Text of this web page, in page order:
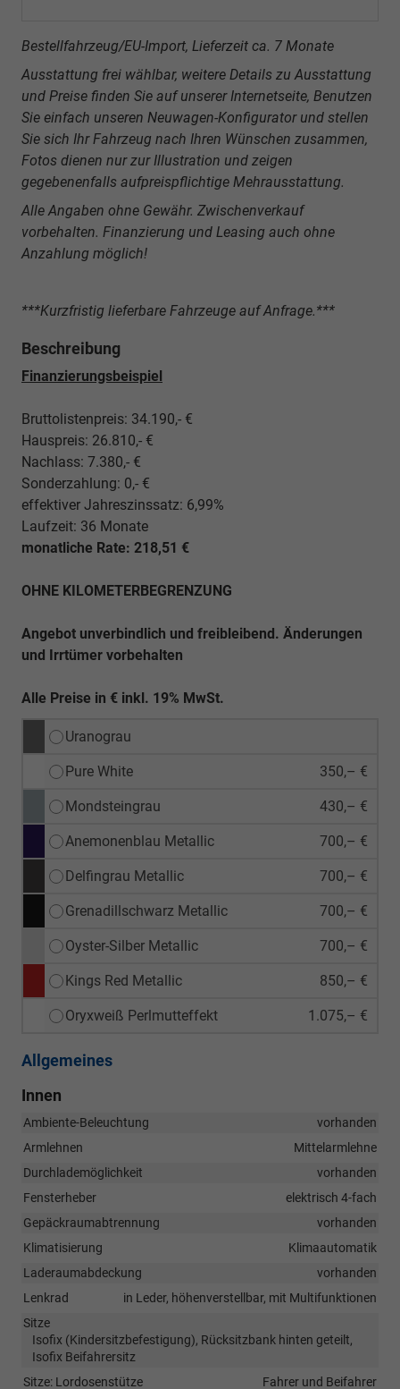
Bestellfahrzeug/EU-Import, Lieferzeit ca. 7 Monate
Ausstattung frei wählbar, weitere Details zu Ausstattung
und Preise finden Sie auf unserer Internetseite, Benutzen
Sie einfach unseren Neuwagen-Konfigurator und stellen
Sie sich Ihr Fahrzeug nach Ihren Wünschen zusammen,
Fotos dienen nur zur Illustration und zeigen
gegebenenfalls aufpreispflichtige Mehrausstattung.
Alle Angaben ohne Gewähr. Zwischenverkauf
vorbehalten. Finanzierung und Leasing auch ohne
Anzahlung möglich!
***Kurzfristig lieferbare Fahrzeuge auf Anfrage.***
Beschreibung
Finanzierungsbeispiel
Bruttolistenpreis: 34.190,- €
Hauspreis: 26.810,- €
Nachlass: 7.380,- €
Sonderzahlung: 0,- €
effektiver Jahreszinssatz: 6,99%
Laufzeit: 36 Monate
monatliche Rate: 218,51 €
OHNE KILOMETERBEGRENZUNG
Angebot unverbindlich und freibleibend. Änderungen
und Irrtümer vorbehalten
Alle Preise in € inkl. 19% MwSt.
Uranograu
Pure White 350,– €
Mondsteingrau 430,– €
Anemonenblau Metallic 700,– €
Delfingrau Metallic 700,– €
Grenadillschwarz Metallic 700,– €
Oyster-Silber Metallic 700,– €
Kings Red Metallic 850,– €
Oryxweiß Perlmutteffekt 1.075,– €
Allgemeines
Innen
Ambiente-Beleuchtung
vorhanden
Armlehnen
Mittelarmlehne
Durchlademöglichkeit
vorhanden
Fensterheber
elektrisch 4-fach
Gepäckraumabtrennung
vorhanden
Klimatisierung
Klimaautomatik
Laderaumabdeckung
vorhanden
Lenkrad
in Leder, höhenverstellbar, mit Multifunktionen
Sitze
Isofix (Kindersitzbefestigung), Rücksitzbank hinten geteilt,
Isofix Beifahrersitz
Sitze: Lordosenstütze
Fahrer und Beifahrer